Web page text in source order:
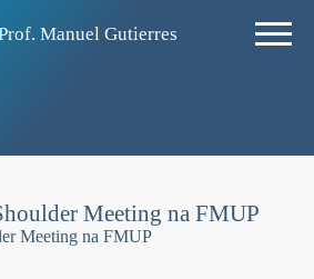
Manuel Gutierres
Meeting na FMUP
Meeting na FMUP